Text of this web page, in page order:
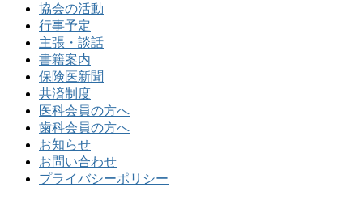
協会の活動
行事予定
主張・談話
書籍案内
保険医新聞
共済制度
医科会員の方へ
歯科会員の方へ
お知らせ
お問い合わせ
プライバシーポリシー